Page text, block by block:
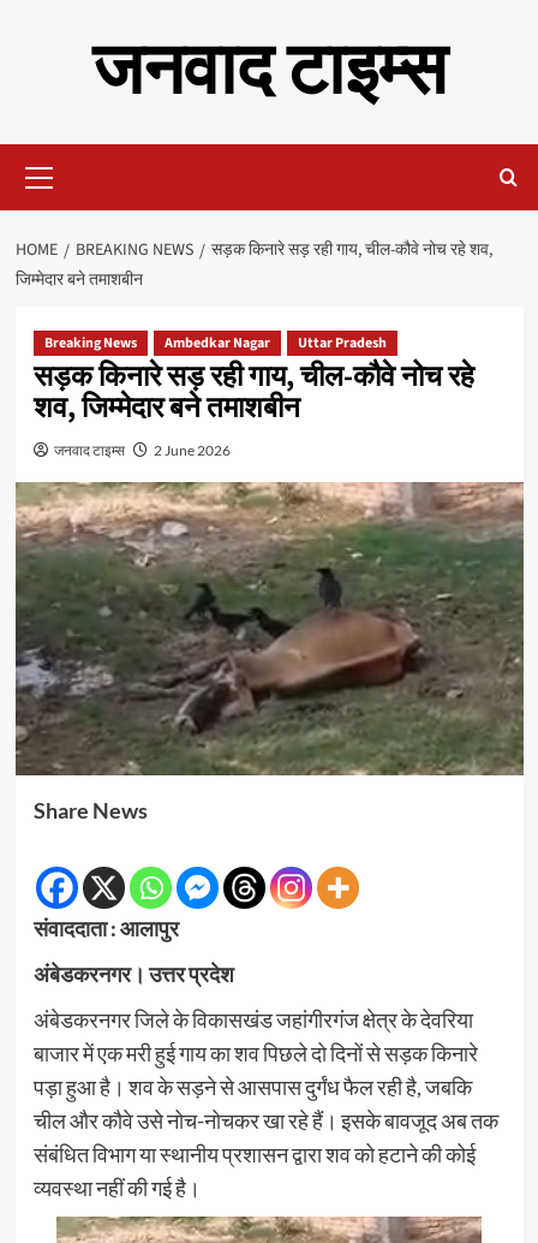
जनवाद टाइम्स
Menu
HOME BREAKING NEWS
सड़क किनारे सड़ रही गाय, चील-कौवे नोच रहे शव,
जिम्मेदार बने तमाशबीन
Breaking News Ambedkar Nagar Uttar Pradesh
सड़क किनारे सड़ रही गाय, चील-कौवे नोच रहे
शव, जिम्मेदार बने तमाशबीन
जनवाद टाइम्स 2 June 2026
Share News
संवाददाता : आलापुर
अंबेडकरनगर। उत्तर प्रदेश
अंबेडकरनगर जिले के विकासखंड जहांगीरगंज क्षेत्र के देवरिया
बाजार में एक मरी हुई गाय का शव पिछले दो दिनों से सड़क किनारे
पड़ा हुआ है। शव के सड़ने से आसपास दुर्गंध फैल रही है, जबकि
चील और कौवे उसे नोच-नोचकर खा रहे हैं। इसके बावजूद अब तक
संबंधित विभाग या स्थानीय प्रशासन द्वारा शव को हटाने की कोई
व्यवस्था नहीं की गई है।